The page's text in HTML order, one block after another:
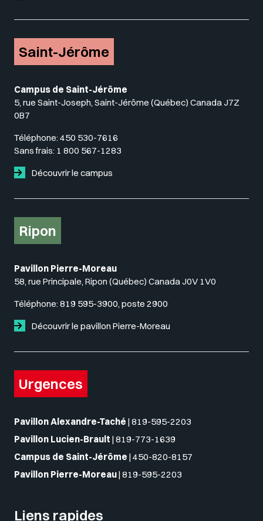
Saint-Jérôme
Campus de Saint-Jérôme
5, rue Saint-Joseph, Saint-Jérôme (Québec) Canada J7Z
0B7
Téléphone: 450 530-7616
Sans frais: 1 800 567-1283
Découvrir le campus
Ripon
Pavillon Pierre-Moreau
58, rue Principale, Ripon (Québec) Canada J0V 1V0
Téléphone: 819 595-3900, poste 2900
Découvrir le pavillon Pierre-Moreau
Urgences
Pavillon Alexandre-Taché | 819-595-2203
Pavillon Lucien-Brault | 819-773-1639
Campus de Saint-Jérôme | 450-820-8157
Pavillon Pierre-Moreau| 819-595-2203
Liens rapides